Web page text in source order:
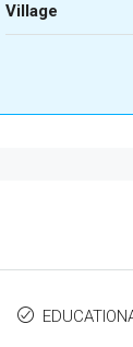
Village